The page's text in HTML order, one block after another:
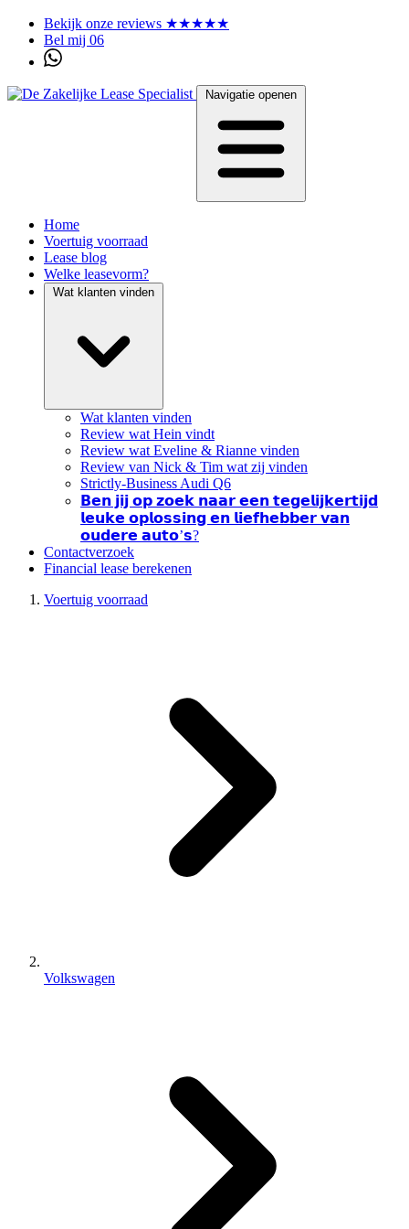
Bekijk onze reviews ★★★★★
Bel mij 06
Navigatie openen
Home
Voertuig voorraad
Lease blog
Welke leasevorm?
Wat klanten vinden
Wat klanten vinden
Review wat Hein vindt
Review wat Eveline & Rianne vinden
Review van Nick & Tim wat zij vinden
Strictly-Business Audi Q6
𝗕𝗲𝗻 𝗷𝗶𝗷 𝗼𝗽 𝘇𝗼𝗲𝗸 𝗻𝗮𝗮𝗿 𝗲𝗲𝗻 𝘁𝗲𝗴𝗲𝗹𝗶𝗷𝗸𝗲𝗿𝘁𝗶𝗷𝗱
𝗹𝗲𝘂𝗸𝗲 𝗼𝗽𝗹𝗼𝘀𝘀𝗶𝗻𝗴 𝗲𝗻 𝗹𝗶𝗲𝗳𝗵𝗲𝗯𝗯𝗲𝗿 𝘃𝗮𝗻
𝗼𝘂𝗱𝗲𝗿𝗲 𝗮𝘂𝘁𝗼’𝘀?
Contactverzoek
Financial lease berekenen
Voertuig voorraad
Volkswagen